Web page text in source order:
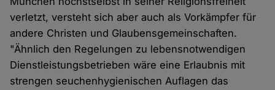
verletzt, versteht sich aber auch als Vorkämpfer für
andere Christen und Glaubensgemeinschaften.
"Ähnlich den Regelungen zu lebensnotwendigen
Dienstleistungsbetrieben wäre eine Erlaubnis mit
strengen seuchenhygienischen Auflagen das